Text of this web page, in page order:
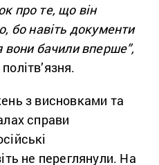
про те, що він
бо навіть документи
вони бачили вперше”,
з висновками та
справи
не переглянули. На